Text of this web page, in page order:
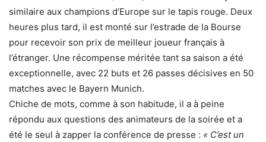
similaire aux champions d’Europe sur le tapis rouge. Deux
heures plus tard, il est monté sur l’estrade de la Bourse
pour recevoir son prix de meilleur joueur français à
l’étranger. Une récompense méritée tant sa saison a été
exceptionnelle, avec 22 buts et 26 passes décisives en 50
matches avec le Bayern Munich.
Chiche de mots, comme à son habitude, il a à peine
répondu aux questions des animateurs de la soirée et a
été le seul à zapper la conférence de presse : « C’est un